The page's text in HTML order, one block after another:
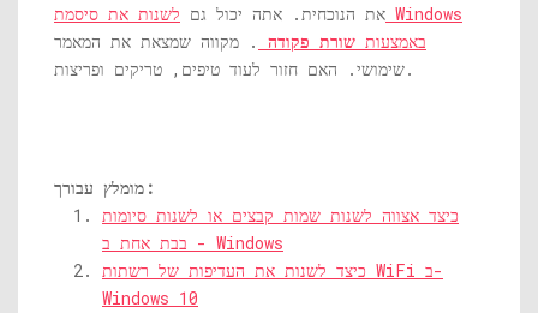
את הנוכחית. אתה יכול גם לשנות את סיסמת Windows
באמצעות שורת פקודה . מקווה שמצאת את המאמר
שימושי. האם חזור לעוד טיפים, טריקים ופריצות.
מומלץ עבורך:
כיצד אצווה לשנות שמות קבצים או לשנות סיומות
בבת אחת ב - Windows
כיצד לשנות את העדיפות של רשתות WiFi ב-
Windows 10